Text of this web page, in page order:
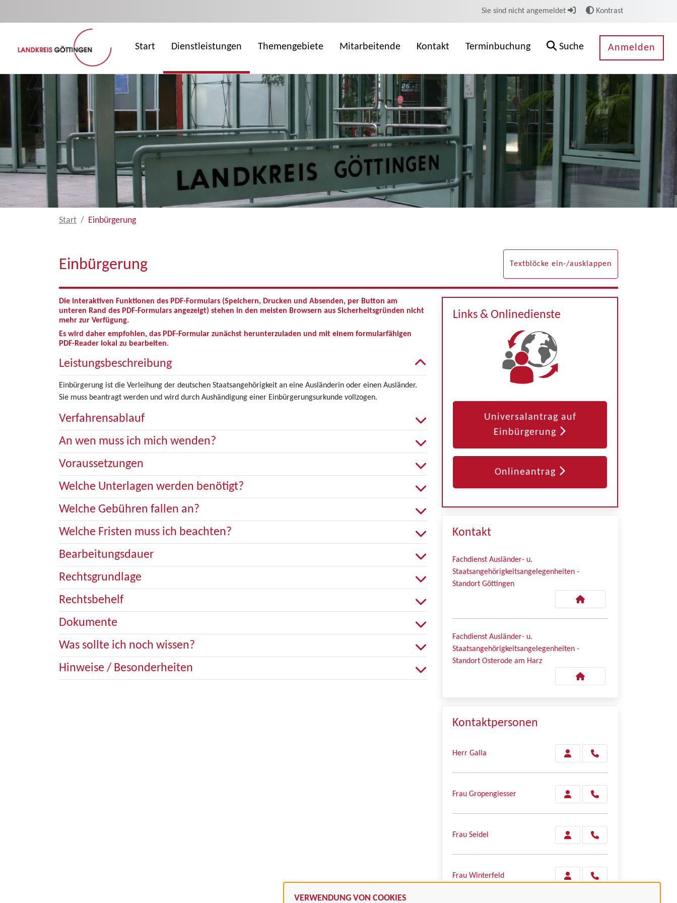
VERWENDUNG VON COOKIES
Sie sind nicht angemeldet Kontrast
Start Dienstleistungen Themengebiete Mitarbeitende Kontakt Terminbuchung Suche Anmelden
Start Einbürgerung
Einbürgerung Textblöcke ein-/ausklappen
Die interaktiven Funktionen des PDF-Formulars (Speichern, Drucken und Absenden, per Button am
unteren Rand des PDF-Formulars angezeigt) stehen in den meisten Browsern aus Sicherheitsgründen nicht
mehr zur Verfügung.
Es wird daher empfohlen, das PDF-Formular zunächst herunterzuladen und mit einem formularfähigen
PDF-Reader lokal zu bearbeiten.
Leistungsbeschreibung
Einbürgerung ist die Verleihung der deutschen Staatsangehörigkeit an eine Ausländerin oder einen Ausländer.
Sie muss beantragt werden und wird durch Aushändigung einer Einbürgerungsurkunde vollzogen.
Verfahrensablauf
An wen muss ich mich wenden?
Voraussetzungen
Welche Unterlagen werden benötigt?
Welche Gebühren fallen an?
Welche Fristen muss ich beachten?
Bearbeitungsdauer
Rechtsgrundlage
Rechtsbehelf
Dokumente
Was sollte ich noch wissen?
Hinweise / Besonderheiten
Links & Onlinedienste
Universalantrag auf
Einbürgerung
Onlineantrag
Kontakt
Fachdienst Ausländer- u.
Staatsangehörigkeitsangelegenheiten -
Standort Göttingen
Fachdienst Ausländer- u.
Staatsangehörigkeitsangelegenheiten -
Standort Osterode am Harz
Kontaktpersonen
Herr Galla
Frau Gropengiesser
Frau Seidel
Frau Winterfeld